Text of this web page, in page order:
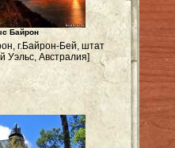
Байрон
г.Байрон-Бей, штат
Австралия]